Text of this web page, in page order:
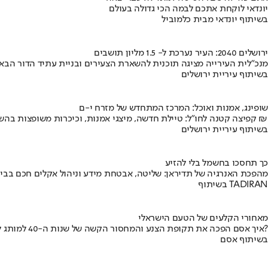
יונדאי לוקחת אתכם לבמה הכי גדולה בעולם
בשיתוף יונדאי מבית כלמוביל
ירושלים 2040: העיר נערכת ל- 1.5 מליון תושבים
מנכ"לית העירייה מציגה תוכנית להשארת הצעירים ובניית עתיד הדור
בשיתוף עיריית ירושלים
שופינג, אמנות ואוכל: המרכז המתחדש של מזרח י-ם
קפיצה קטנה לחו"ל: טיילת חדשה, מיצגי אמנות, וכיכרות משופצות בהשקעה של 100 מיליון ₪
בשיתוף עיריית ירושלים
כך תחסכו בחשמל בלי להזיע
מהפכת האנרגיה של תדיראן: שליטה, אבטחת מידע וניהול אקלים חכם
בשיתוף TADIRAN
מאחורי הקלעים של הטעם הישראלי
איך אסם הפכה את תקופת הצנע והמחסור הקשה של שנות ה-40 למותג לאומי?
בשיתוף אסם